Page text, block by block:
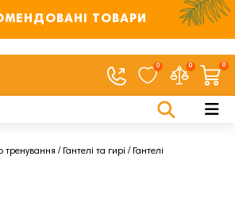
ТОВАРИ
0 0 0
тренування Гантелі та гирі Гантелі